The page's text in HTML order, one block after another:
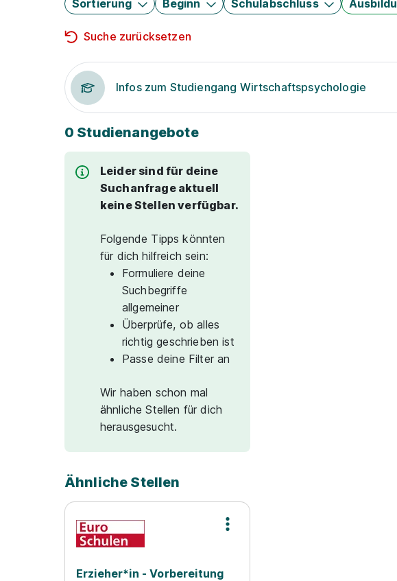
Sortierung Beginn Schulabschluss
Suche zurücksetzen
Infos zum Studiengang Wirtschaftspsychologie
0 Studienangebote
Leider sind für deine
Suchanfrage aktuell
keine Stellen verfügbar.
Folgende Tipps könnten
für dich hilfreich sein:
Formuliere deine
Suchbegriffe
allgemeiner
Überprüfe, ob alles
richtig geschrieben ist
Passe deine Filter an
Wir haben schon mal
ähnliche Stellen für dich
herausgesucht.
Ähnliche Stellen
Erzieher*in - Vorbereitung